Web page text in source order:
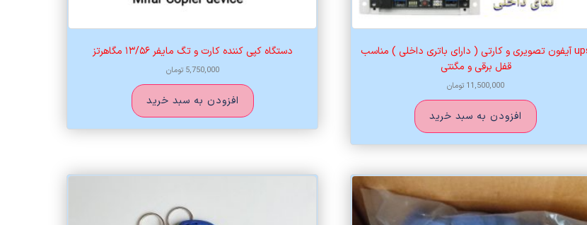
ups آیفون تصویری و کارتی ( دارای باتری داخلی ) مناسب
قفل برقی و مگنتی
11,500,000 تومان
افزودن به سبد خرید
دستگاه کپی کننده کارت و تگ مایفر ۱۳/۵۶ مگاهرتز
5,750,000 تومان
افزودن به سبد خرید